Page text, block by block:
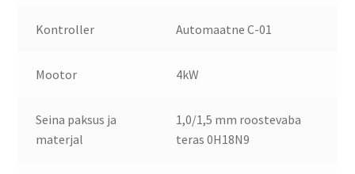
Kontroller Automaatne C-01
Mootor 4kW
Seina paksus ja
materjal
1,0/1,5 mm roostevaba
teras 0H18N9